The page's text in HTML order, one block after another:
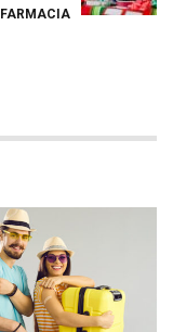
FARMACIA